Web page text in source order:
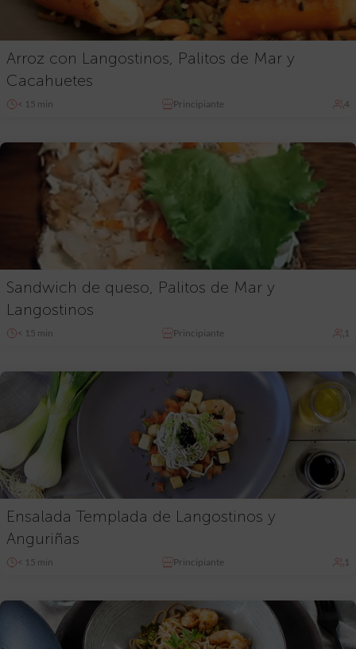
Arroz con Langostinos, Palitos de Mar y
Cacahuetes
< 15 min Principiante 4
Sandwich de queso, Palitos de Mar y
Langostinos
< 15 min Principiante 1
Ensalada Templada de Langostinos y
Anguriñas
< 15 min Principiante 1